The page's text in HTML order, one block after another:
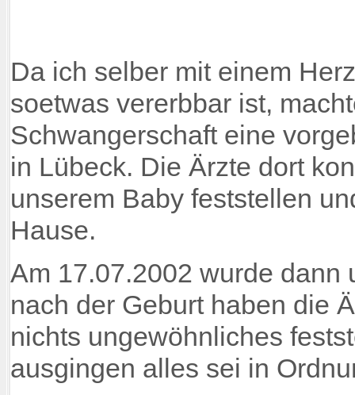
Da ich selber mit einem
soetwas vererbbar ist,
Schwangerschaft eine
in Lübeck. Die Ärzte dort
unserem Baby feststellen
Hause.
Am 17.07.2002 wurde dann
nach der Geburt haben die
nichts ungewöhnliches
ausgingen alles sei in